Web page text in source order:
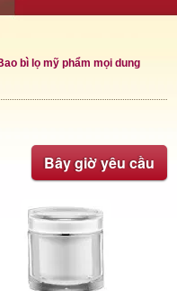
bì lọ mỹ phẩm mọi dung
Bây giờ yêu cầu